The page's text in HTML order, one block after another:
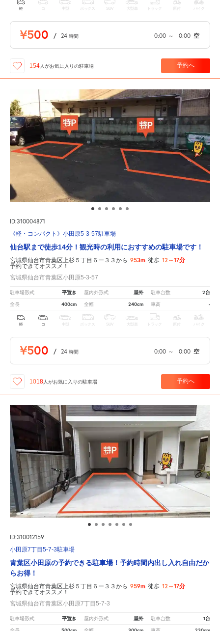
軽 中型 ボックス SUV 大型車 トラック 原付 バイク
¥500 / 24 時間 0:00 ～ 0:00 空
154 人がお気に入りの駐車場 予約へ
ID:310004871
《軽・コンパクト》小田原5-3-57駐車場
仙台駅まで徒歩14分！観光時の利用におすすめの駐車場です！
宮城県仙台市青葉区上杉５丁目６ー３３から 953m 徒歩 12～17分
予約できてオススメ！
宮城県仙台市青葉区小田原5-3-57
駐車場形式 平置き 屋内外形式 屋外 駐車台数 2台
全長 400cm 全幅 240cm 車高 -
軽 コ 中型 ボックス SUV 大型車 トラック 原付 バイク
¥500 / 24 時間 0:00 ～ 0:00 空
1018 人がお気に入りの駐車場 予約へ
ID:310012159
小田原7丁目5-7-3駐車場
青葉区小田原の予約できる駐車場！予約時間内出し入れ自由だか
らお得！
宮城県仙台市青葉区上杉５丁目６ー３３から 959m 徒歩 12～17分
予約できてオススメ！
宮城県仙台市青葉区小田原7丁目5-7-3
駐車場形式 平置き 屋内外形式 屋外 駐車台数 1台